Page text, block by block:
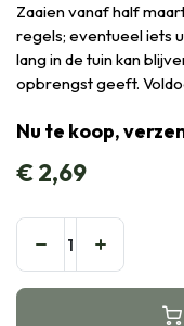
Zaaien vanaf half
regels; eventueel iets
lang in de tuin kan
opbrengst geeft.
Nu te koop,
€2,69